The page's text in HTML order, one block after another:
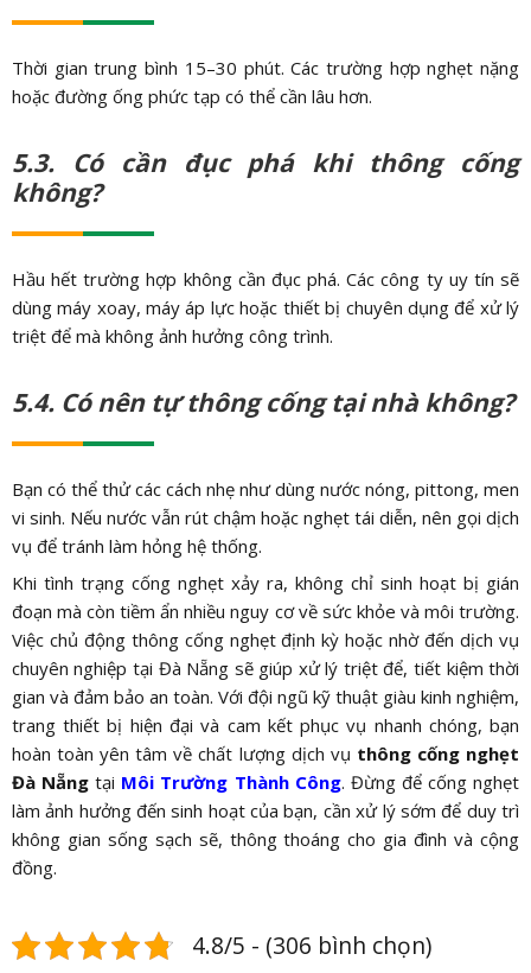
Thời gian trung bình 15–30 phút. Các trường hợp nghẹt nặng
hoặc đường ống phức tạp có thể cần lâu hơn.
5.3. Có cần đục phá khi thông cống
không?
Hầu hết trường hợp không cần đục phá. Các công ty uy tín sẽ
dùng máy xoay, máy áp lực hoặc thiết bị chuyên dụng để xử lý
triệt để mà không ảnh hưởng công trình.
5.4. Có nên tự thông cống tại nhà không?
Bạn có thể thử các cách nhẹ như dùng nước nóng, pittong, men
vi sinh. Nếu nước vẫn rút chậm hoặc nghẹt tái diễn, nên gọi dịch
vụ để tránh làm hỏng hệ thống.
Khi tình trạng cống nghẹt xảy ra, không chỉ sinh hoạt bị gián
đoạn mà còn tiềm ẩn nhiều nguy cơ về sức khỏe và môi trường.
Việc chủ động thông cống nghẹt định kỳ hoặc nhờ đến dịch vụ
chuyên nghiệp tại Đà Nẵng sẽ giúp xử lý triệt để, tiết kiệm thời
gian và đảm bảo an toàn. Với đội ngũ kỹ thuật giàu kinh nghiệm,
trang thiết bị hiện đại và cam kết phục vụ nhanh chóng, bạn
hoàn toàn yên tâm về chất lượng dịch vụ thông cống nghẹt
Đà Nẵngtại Môi Trường Thành Công. Đừng để cống nghẹt
làm ảnh hưởng đến sinh hoạt của bạn, cần xử lý sớm để duy trì
không gian sống sạch sẽ, thông thoáng cho gia đình và cộng
đồng.
4.8/5 - (306 bình chọn)